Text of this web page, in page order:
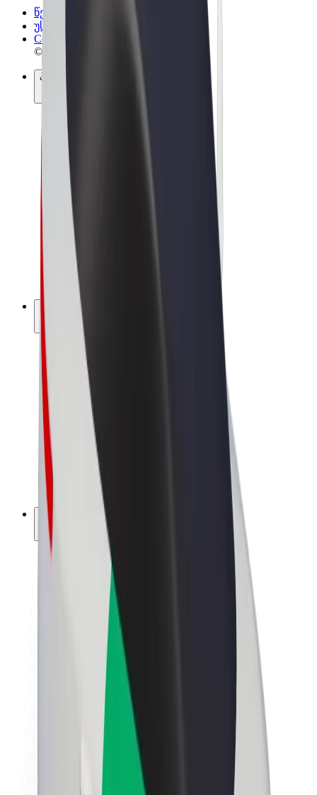
წესები და პირობები
უსაფრთხოება
Cookies
© 2026 Bolt Technology OÜ
პროდუქტები
მგზავრობები
სკუტერები
Bolt Market
Bolt Food
Bolt Drive
Bolt ბიზნესისთვის
ელ. ბაიკი
Bolt Plus
გამოიმუშავე Bolt-თან ერთად
მძღოლები
მძღოლის შემოსავლები
კურიერები
კურიერის შემოსავლები
Bolt Food პარტნიორები
ავტოპარკები
ფრენჩაიზი
კომპანია
ვაკანსიები
Bolt-ის შესახებ
Bolt და ეკომეგობრულობა
ნულოვანი პროექტი
სიახლეები
ბრენდის გზამკვლევი
ინვესტორებთან ურთიერთობა
ლიდერობა